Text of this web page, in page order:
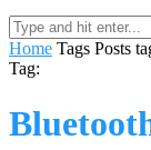
Home Tags Posts
Tag: